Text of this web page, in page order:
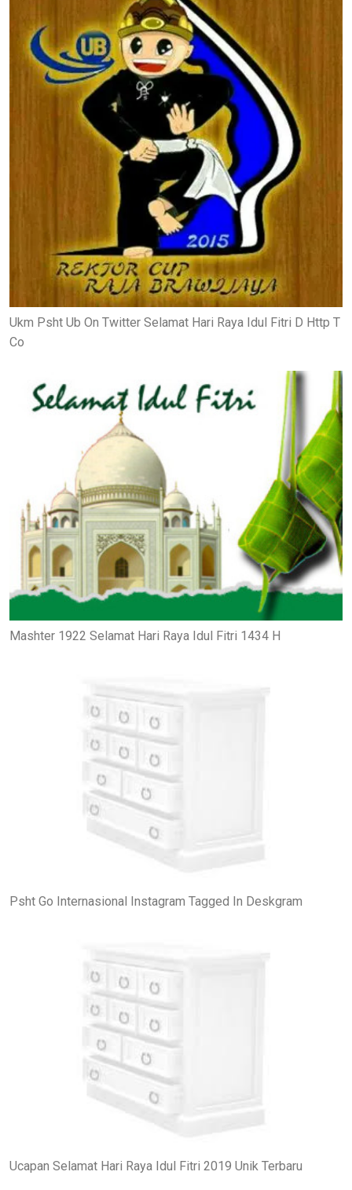
Ukm Psht Ub On Twitter Selamat Hari Raya Idul Fitri D Http T
Co
Mashter 1922 Selamat Hari Raya Idul Fitri 1434 H
Psht Go Internasional Instagram Tagged In Deskgram
Ucapan Selamat Hari Raya Idul Fitri 2019 Unik Terbaru